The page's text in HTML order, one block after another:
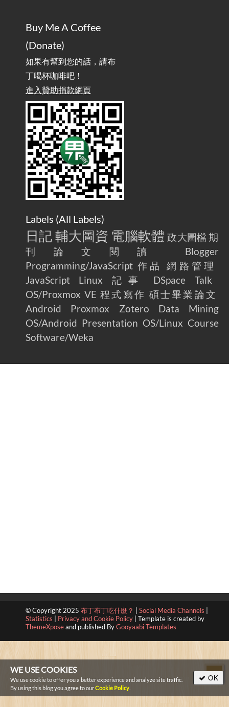
Home Is More Than Just an Ad Blocker
Buy Me A Coffee
(Donate)
如果有幫到您的話，請布
丁喝杯咖啡吧！
進入贊助捐款網頁
Labels (All Labels)
日記 輔大圖資 電腦軟體 政大圖檔 期
刊論文閱讀
Blogger
Programming/JavaScript 作品
網路管理
JavaScript
Linux 記事 DSpace
Talk
OS/Proxmox VE 程式寫作 碩士畢業論文
Android
Proxmox Zotero
Data Mining
OS/Android Presentation OS/Linux Course
Software/Weka
© Copyright 2025 布丁布丁吃什麼？ Social Media Channels
Statistics
Privacy and Cookie Policy
Template is created by
ThemeXposeand published ByGooyaabi Templates
OK
WE USE COOKIES
We use cookie to offer you a better experience and analyze site traffic.
By using this blog you agree to ourCookie Policy